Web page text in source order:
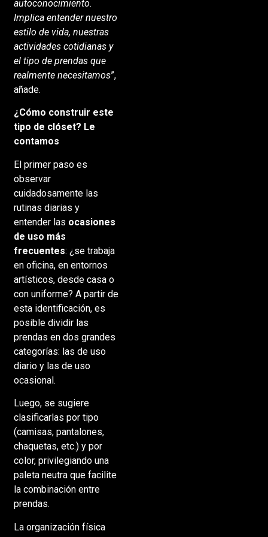
autoconocimiento.
Implica entender nuestro
estilo de vida, nuestras
actividades cotidianas y
el tipo de prendas que
realmente necesitamos”,
añade.
¿Cómo construir este
tipo de clóset? Le
contamos
El primer paso es
observar
cuidadosamente las
rutinas diarias y
entender las ocasiones
de uso más
frecuentes: ¿se trabaja
en oficina, en entornos
artísticos, desde casa o
con uniforme? A partir de
esta identificación, es
posible dividir las
prendas en dos grandes
categorías: las de uso
diario y las de uso
ocasional.
Luego, se sugiere
clasificarlas por tipo
(camisas, pantalones,
chaquetas, etc.) y por
color, privilegiando una
paleta neutra que facilite
la combinación entre
prendas.
La organización física